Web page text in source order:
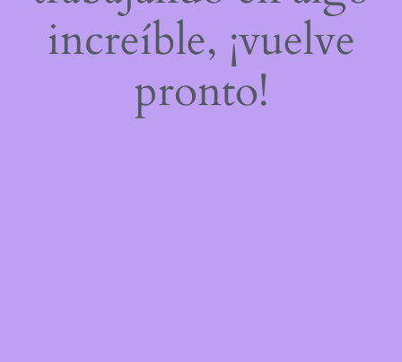
increíble, ¡vuelve
pronto!